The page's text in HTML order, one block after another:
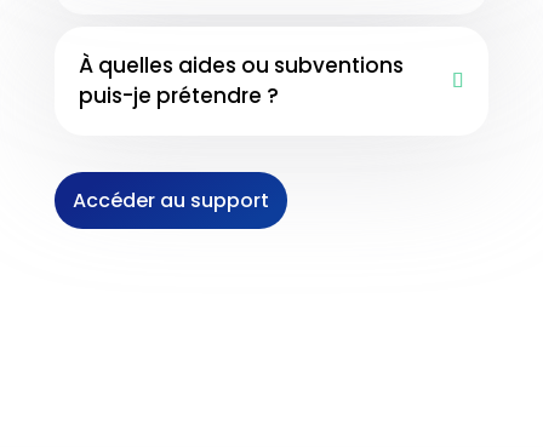
À quelles aides ou subventions
puis-je prétendre ?
Accéder au support